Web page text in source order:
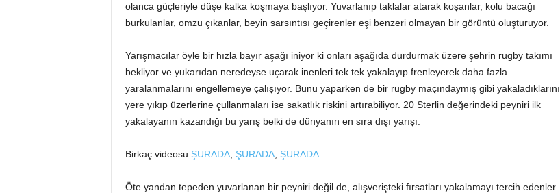
olanca güçleriyle düşe kalka koşmaya başlıyor. Yuvarlanıp taklalar atarak koşanlar, kolu bacağı
burkulanlar, omzu çıkanlar, beyin sarsıntısı geçirenler eşi benzeri olmayan bir görüntü oluşturuyor.
Yarışmacılar öyle bir hızla bayır aşağı iniyor ki onları aşağıda durdurmak üzere şehrin rugby takımı
bekliyor ve yukarıdan neredeyse uçarak inenleri tek tek yakalayıp frenleyerek daha fazla
yaralanmalarını engellemeye çalışıyor. Bunu yaparken de bir rugby maçındaymış gibi yakaladıklarını
yere yıkıp üzerlerine çullanmaları ise sakatlık riskini artırabiliyor. 20 Sterlin değerindeki peyniri ilk
yakalayanın kazandığı bu yarış belki de dünyanın en sıra dışı yarışı.
Birkaç videosu ŞURADA, ŞURADA, ŞURADA.
Öte yandan tepeden yuvarlanan bir peyniri değil de, alışverişteki fırsatları yakalamayı tercih edenler